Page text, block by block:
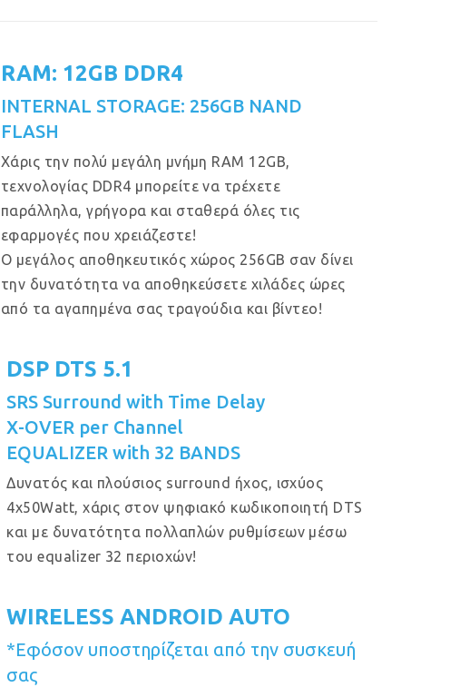
RAM: 12GB DDR4
INTERNAL STORAGE: 256GB NAND
FLASH
Χάρις την πολύ μεγάλη μνήμη RAM 12GB,
τεχνολογίας DDR4 μπορείτε να τρέχετε
παράλληλα, γρήγορα και σταθερά όλες τις
εφαρμογές που χρειάζεστε!
Ο μεγάλος αποθηκευτικός χώρος 256GB σαν δίνει
την δυνατότητα να αποθηκεύσετε χιλάδες ώρες
από τα αγαπημένα σας τραγούδια και βίντεο!
DSP DTS 5.1
SRS Surround with Time Delay
X-OVER per Channel
EQUALIZER with 32 BANDS
Δυνατός και πλούσιος surround ήχος, ισχύος
4x50Watt, χάρις στον ψηφιακό κωδικοποιητή DTS
και με δυνατότητα πολλαπλών ρυθμίσεων μέσω
του equalizer 32 περιοχών!
WIRELESS ANDROID AUTO
*Εφόσον υποστηρίζεται από την συσκευή
σας